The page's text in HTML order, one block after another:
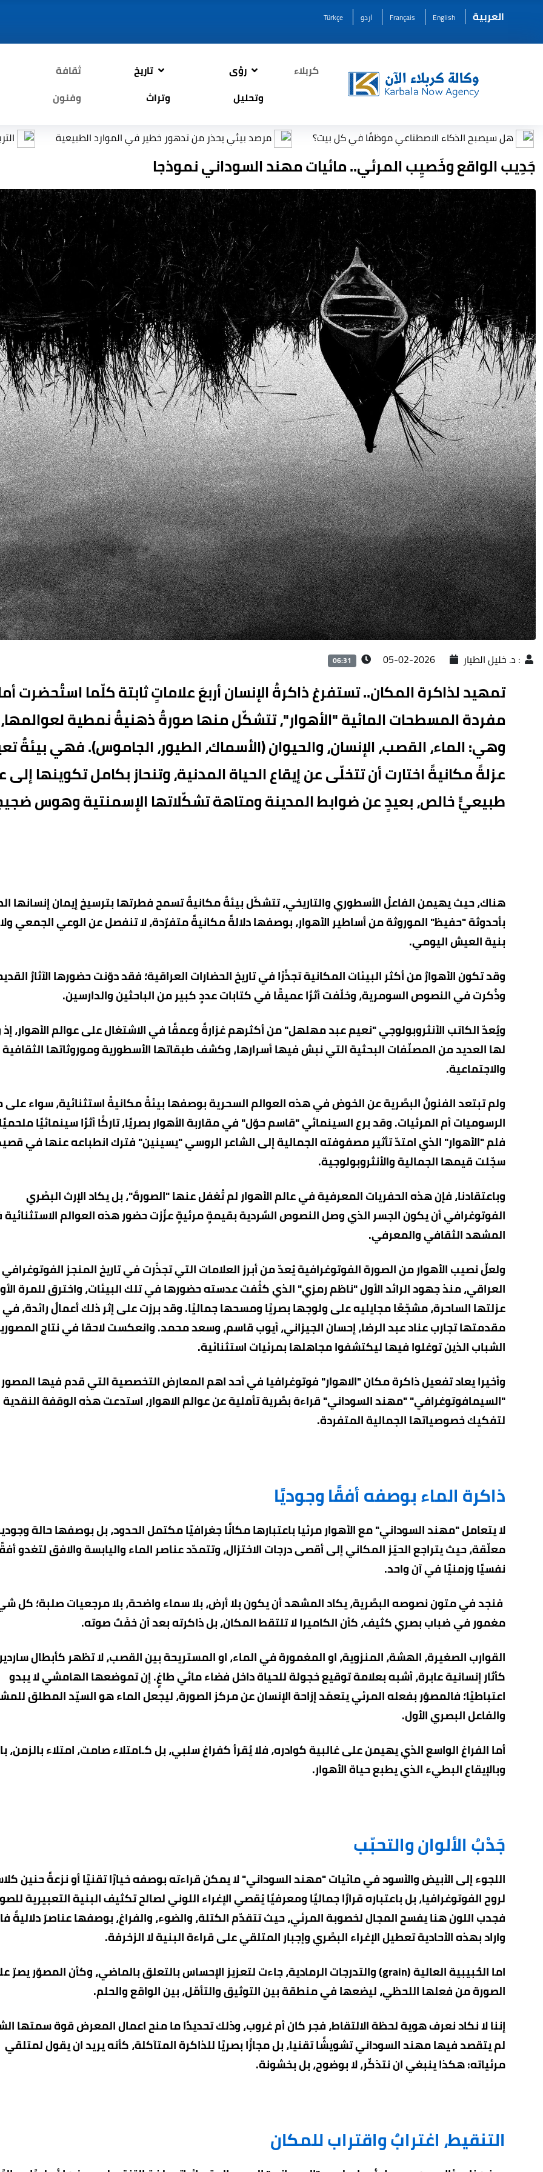
العربية English
Français اردو Türkçe
كربلاء
رؤى
وتحليل
تاريخ
وتراث
ثقافة
وفنون
الاصطناعي موظفًا في كل بيت؟ مرصد بيئي يحذر من تدهور خطير في الموارد الطبيعية التربية: إعادة
جَدِيب الواقع وخَصيِب المرئي.. مائيات مهند السوداني نموذجا
: د. خليل الطيار 2026-02-05
06:31
تمهيد لذاكرة المكان.. تستفرغ ذاكرةُ الإنسان أربعَ علاماتٍ ثابتة كلّما استُحضرت
مفردة المسطحات المائية "الأهوار"، تتشكّل منها صورةٌ ذهنيةٌ نمطية لعوالمها،
وهي: الماء، القصب، الإنسان، والحيوان (الأسماك، الطيور، الجاموس). فهي بيئةٌ
عزلةً مكانيةً اختارت أن تتخلّى عن إيقاع الحياة المدنية، وتنحاز بكامل تكوينها إلى
طبيعيٍّ خالص، بعيدٍ عن ضوابط المدينة ومتاهة تشكّلاتها الإسمنتية وهوس
هناك، حيث يهيمن الفاعلُ الأسطوري والتاريخي، تتشكّل بيئةٌ مكانيةٌ تسمح فطرتها بترسيخ إيمان إنسانها
بأحدوثة "حفيظ" الموروثة من أساطير الأهوار، بوصفها دلالةً مكانيةً متفرّدة، لا تنفصل عن الوعي الجمعي
بنية العيش اليومي.
وقد تكون الأهوارُ من أكثر البيئات المكانية تجذّرًا في تاريخ الحضارات العراقية؛ فقد دوّنت حضورها الآثارُ
وذُكرت في النصوص السومرية، وخلّفت أثرًا عميقًا في كتابات عددٍ كبير من الباحثين والدارسين.
ويُعدّ الكاتب الأنثروبولوجي "نعيم عبد مهلهل" من أكثرهم غزارةً وعمقًا في الاشتغال على عوالم الأهوار،
لها العديد من المصنّفات البحثية التي نبش فيها أسرارها، وكشف طبقاتها الأسطورية وموروثاتها الثقافية
والاجتماعية.
ولم تبتعد الفنونُ البصًرية عن الخوض في هذه العوالم السحرية بوصفها بيئةً مكانيةً استثنائية، سواء
الرسوميات أم المرئيات. وقد برع السينمائي "قاسم حوّل" في مقاربة الأهوار بصريًا، تاركًا أثرًا سينمائيًا
فلم "الأهوار" الذي امتدّ تأثير مصفوفته الجمالية إلى الشاعر الروسي "يسينين" فترك انطباعه عنها في
سجّلت قيمها الجمالية والأنثروبولوجية.
وباعتقادنا، فإن هذه الحفريات المعرفية في عالم الأهوار لم تُغفل عنها "الصورةَ"، بل يكاد الإرث البصًري
الفوتوغرافي أن يكون الجسر الذي وصل النصوص السًردية بقيمةٍ مرئيةٍ عزّزت حضور هذه العوالم
المشهد الثقافي والمعرفي.
ولعلّ نصيب الأهوار من الصورة الفوتوغرافية يُعدّ من أبرز العلامات التي تجذّرت في تاريخ المنجز الفوتوغرافي
العراقي، منذ جهود الرائد الأول "ناظم رمزي" الذي كثّفت عدسته حضورها في تلك البيئات، واخترق للمرة
عزلتها الساحرة، مشجّعًا مجايليه على ولوجها بصريًا ومسحها جماليًا. وقد برزت على إثر ذلك أعمالٌ رائدة، في
مقدمتها تجاربعناد عبد الرضا، إحسان الجيزاني، أيوب قاسم، وسعد محمد. وانعكست لاحقا في نتاج
الشباب الذين توغلوا فيها ليكتشفوا مجاهلها بمرئيات استثنائية.
وأخيرا يعاد تفعيل ذاكرة مكان "الاهوار" فوتوغرافيا في أحد اهم المعارض التخصصية التي قدم فيها المصور
"السيمافوتوغرافي" "مهند السوداني" قراءة بصًرية تأملية عن عوالم الاهوار، استدعت هذه الوقفة النقدية
لتفكيك خصوصياتها الجمالية المتفردة.
ذاكرة الماء بوصفه أفقًا وجوديًا
لا يتعامل "مهند السوداني" مع الأهوار مرئيا باعتبارها مكانًا جغرافيًا مكتمل الحدود، بل بوصفها حالة
معلّقة، حيث يتراجع الحيّز المكاني إلى أقصى درجات الاختزال، وتتمدّد عناصر الماء واليابسة والافق لتغدو
نفسيًا وزمنيًا في آن واحد.
فنجد في متون نصوصه البصًرية، يكاد المشهد أن يكون بلا أرض، بلا سماء واضحة، بلا مرجعيات صلبة؛ كل
مغمور في ضباب بصري كثيف، كأن الكاميرا لا تلتقط المكان، بل ذاكرته بعد أن خفَتَ صوته.
القوارب الصغيرة، الهشة، المنزوية، او المغمورة في الماء، او المستريحة بين القصب، لا تظهر كأبطال
كأثار إنسانية عابرة، أشبه بعلامة توقيع خجولة للحياة داخل فضاء مائي طاغٍ. إن تموضعها الهامشي لا يبدو
اعتباطيًا؛ فالمصوّر بفعله المرئي يتعمّد إزاحة الإنسان عن مركز الصورة، ليجعل الماء هو السيّد المطلق
والفاعل البصري الأول.
أما الفراغ الواسع الذي يهيمن على غالبية كوادره، فلا يُقرأ كفراغ سلبي، بل كـامتلاء صامت، امتلاء بالزمن،
وبالإيقاع البطيء الذي يطبع حياة الأهوار.
جَدْبُ الألوان والتحبّب
اللجوء إلى الأبيض والأسود في مائيات "مهند السوداني" لا يمكن قراءته بوصفه خيارًا تقنيًا أو نزعةً حنين
لروح الفوتوغرافيا، بل باعتباره قرارًا جماليًا ومعرفيًا يُقصي الإغراء اللوني لصالح تكثيف البنية التعبيرية
فجدب اللون هنا يفسح المجال لخصوبة المرئي، حيث تتقدّم الكتلة، والضوء، والفراغ، بوصفها عناصرَ دلاليةً
واراد بهذه الأحادية تعطيل الإغراء البصًري وإجبار المتلقي على قراءة البنية لا الزخرفة.
اما الحُبيبية العالية (grain) والتدرجات الرمادية، جاءت لتعزيز الإحساس بالتعلق بالماضي، وكأن المصوّر يصرّ
الصورة من فعلها اللحظي، ليضعها في منطقة بين التوثيق والتأمّل، بين الواقع والحلم.
إننا لا نكاد نعرف هوية لحظة الالتقاط، فجر كان أم غروب، وذلك تحديدًا ما منح اعمال المعرض قوة سمتها
لم يتقصدفيها مهند السوداني تشويشًا تقنيا، بل مجازًا بصريًا للذاكرة المتآكلة، كأنه يريد ان يقول لمتلقي
مرئياته: هكذا ينبغي ان نتذكّر، لا بوضوح، بل بخشونة.
التنقيط، اغترابٌ واقتراب للمكان